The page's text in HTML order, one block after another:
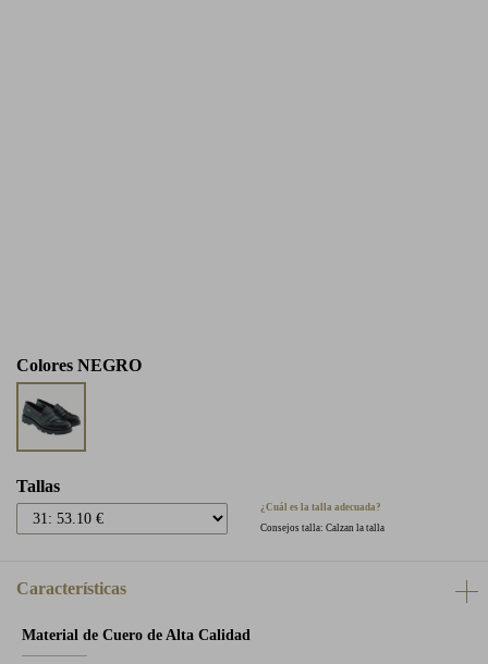
Colores NEGRO
Tallas
¿Cuál es la talla adecuada?
Consejos talla: Calzan la talla
Características
Material de Cuero de Alta Calidad